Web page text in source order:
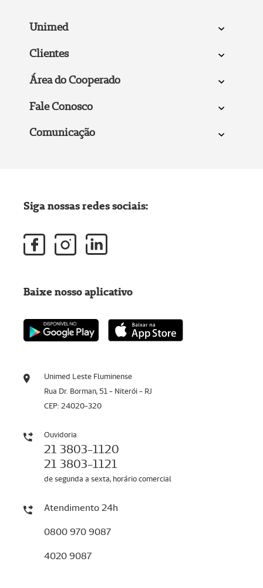
Unimed
Clientes
Área do Cooperado
Fale Conosco
Comunicação
Unimed Leste Fluminense
Rua Dr. Borman, 51 - Niterói - RJ
CEP: 24020-320
Ouvidoria
21 3803-1120
21 3803-1121
de segunda a sexta, horário comercial
Atendimento 24h
0800 970 9087
4020 9087
Siga nossas redes sociais:
Baixe nosso aplicativo